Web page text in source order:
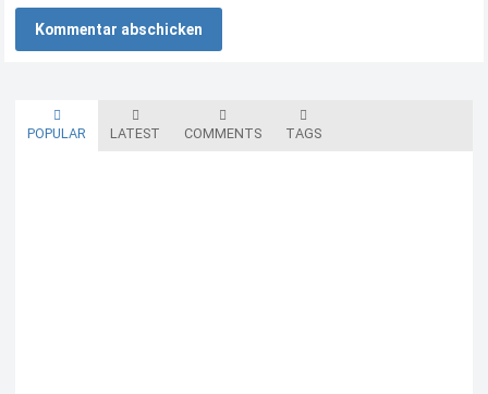
POPULAR LATEST COMMENTS TAGS